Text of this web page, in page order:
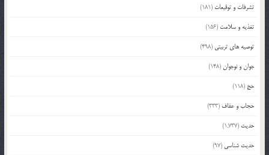
تشرفات و توقیعات (181)
تغذیه و سلامت (156)
توصیه های تربیتی (498)
جوان و نوجوان(148)
حج (118)
حجاب و عفاف (333)
حدیث (1,737)
حدیث شناسی (97)